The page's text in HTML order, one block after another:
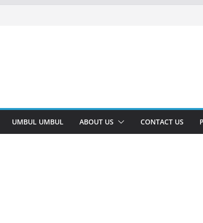
UMBUL UMBUL ABOUT US CONTACT US